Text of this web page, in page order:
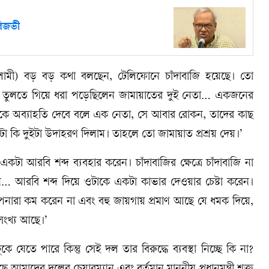
বড় বড় কথা বলছেন, টেলিফোনে চাঁদাবাজি হয়েছে। তো
তুলতে গিয়ে ধরা পড়েছিলেন জামায়াতের দুই নেতা… একজনের
অব্যাহতি দেবে বলে এক নেতা, সে আবার রোকন, তাদের কাছ
দুইটা উদাহরণ দিলাম। তাহলে তো জামায়াত প্রশ্রয় দেয়।’
আরবি শব্দ ব্যবহার করেন। চাঁদাবাজির ক্ষেত্রে চাঁদাবাজি না
আরবি শব্দ দিয়ে ওটাকে একটা কাভার দেওয়ার চেষ্টা করেন।
কম করেন না এবং বহু জায়গায় প্রমাণ আছে যে ধমক দিয়ে,
আছে।’
পারে কিন্তু সেই দল তার বিরুদ্ধে ব্যবস্থা নিচ্ছে কি না?